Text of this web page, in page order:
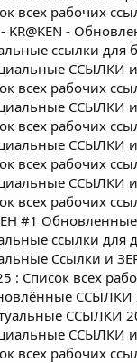
всех рабочих
- KR@KEN -
ссылки для
ССЫЛКИ и
всех рабочих
ССЫЛКИ и
всех рабочих
ССЫЛКИ и
всех рабочих
ССЫЛКИ и
всех рабочих
#1
ссылки для
Ccылки и
: Список всех
ССЫЛКИ
ССЫЛКИ
ССЫЛКИ и
всех рабочих